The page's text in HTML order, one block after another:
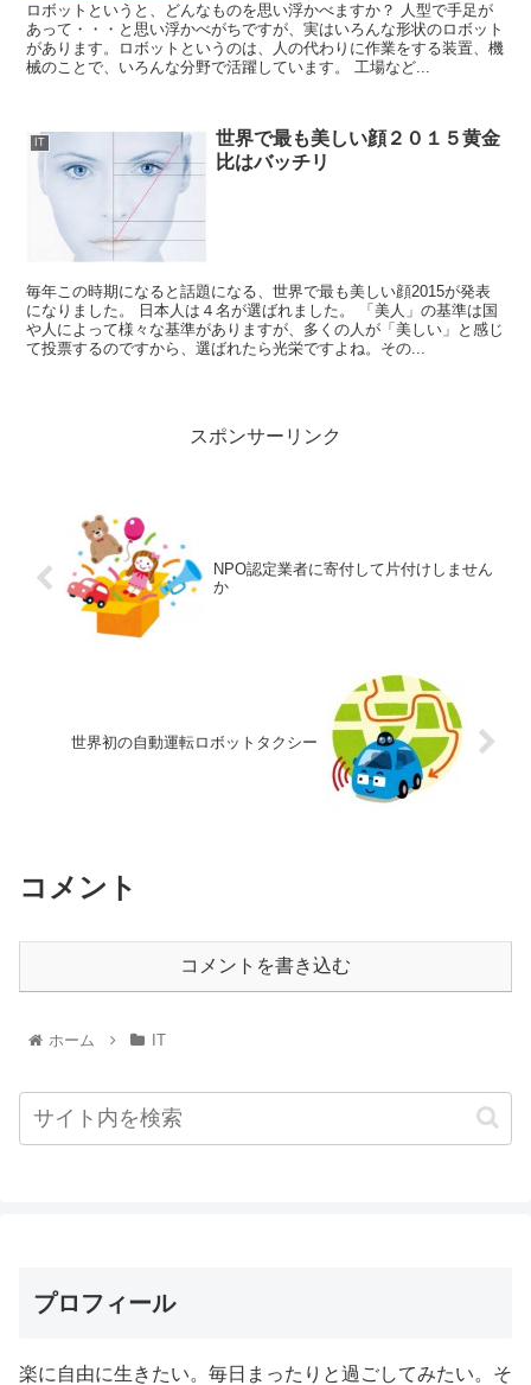
ロボットというと、どんなものを思い浮かべますか？ 人型で手足が
あって・・・と思い浮かべがちですが、実はいろんな形状のロボット
があります。ロボットというのは、人の代わりに作業をする装置、機
械のことで、いろんな分野で活躍しています。 工場など...
IT
世界で最も美しい顔２０１５黄金
比はバッチリ
毎年この時期になると話題になる、世界で最も美しい顔2015が発表
になりました。 日本人は４名が選ばれました。 「美人」の基準は国
や人によって様々な基準がありますが、多くの人が「美しい」と感じ
て投票するのですから、選ばれたら光栄ですよね。その...
スポンサーリンク
NPO認定業者に寄付して片付けしません
か
世界初の自動運転ロボットタクシー
コメント
コメントを書き込む
ホーム IT
プロフィール
楽に自由に生きたい。毎日まったりと過ごしてみたい。そ